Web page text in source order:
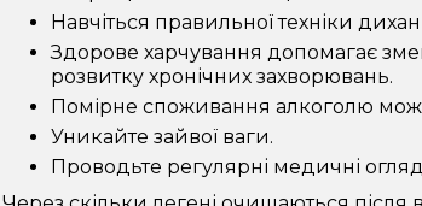
Навчіться правильної техніки
Здорове харчування допомагає
розвитку хронічних захворювань.
Помірне споживання алкоголю
Уникайте зайвої ваги.
Проводьте регулярні медичні